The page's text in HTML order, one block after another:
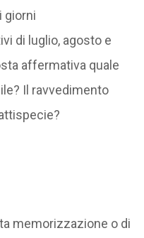
giorni
di luglio, agosto e
affermativa quale
Il ravvedimento
memorizzazione o di